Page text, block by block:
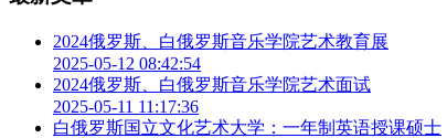
2024俄罗斯、白俄罗斯音乐学院艺术教育展
2025-05-12 08:42:54
2024俄罗斯、白俄罗斯音乐学院艺术面试
2025-05-11 11:17:36
白俄罗斯国立文化艺术大学：一年制英语授课硕士